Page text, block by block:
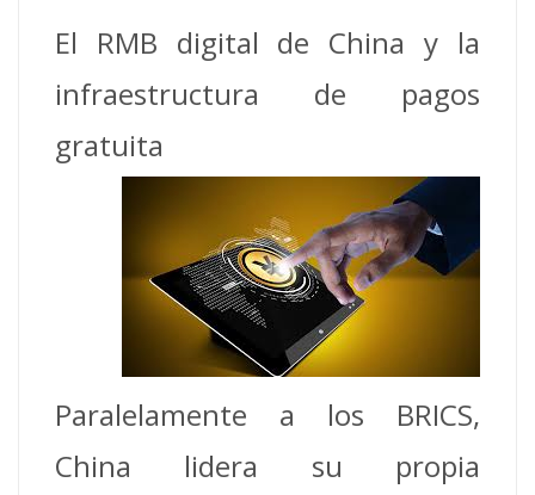
El RMB digital de China y la
infraestructura de pagos
gratuita
Paralelamente a los BRICS,
China lidera su propia